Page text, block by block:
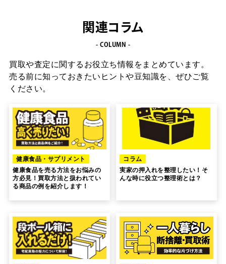
関連コラム
- COLUMN -
買取や査定に関するお役立ち情報をまとめています。
売る前に知っておきたいヒントや豆知識を、ぜひご覧
ください。
健康食品・サプリメント
健康食品を売る方法をお悩みの
方必見！買取方法と扱われてい
る商品の例を紹介します！
コラム
実家の押入れを整理したい！そ
んな時に役立つ整理術とは？